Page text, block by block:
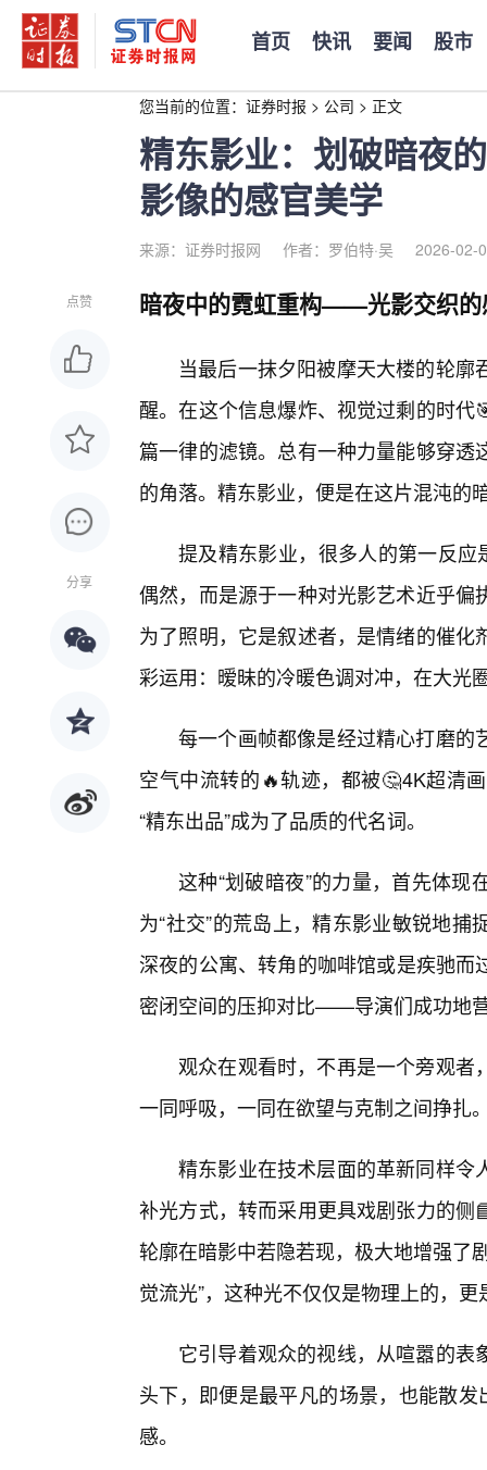
首页 快讯 要闻 股市
您当前的位置： 证券时报 > 公司 > 正文
精东影业：划破暗夜
影像的感官美学
来源：证券时报网 作者：罗伯特·吴 2026-02-
点赞
分享
暗夜中的霓虹重构——光影交织的
当最后一抹夕阳被摩天大楼的轮
醒。在这个信息爆炸、视觉过剩的时
篇一律的滤镜。总有一种力量能够穿
的角落。精东影业，便是在这片混沌的
提及精东影业，很多人的第一反应
偶然，而是源于一种对光影艺术近乎
为了照明，它是叙述者，是情绪的催
彩运用：暧昧的冷暖色调对冲，在大光
每一个画帧都像是经过精心打磨的
空气中流转的🔥轨迹，都被🤔4K超清
“精东出品”成为了品质的代名词。
这种“划破暗夜”的力量，首先体
为“社交”的荒岛上，精东影业敏锐地
深夜的公寓、转角的咖啡馆或是疾驰
密闭空间的压抑对比——导演们成功地
观众在观看时，不再是一个旁观
一同呼吸，一同在欲望与克制之间挣扎
精东影业在技术层面的革新同样令
补光方式，转而采用更具戏剧张力的
轮廓在暗影中若隐若现，极大地增强了
觉流光”，这种光不仅仅是物理上的，
它引导着观众的视线，从喧嚣的
头下，即便是最平凡的场景，也能散
感。